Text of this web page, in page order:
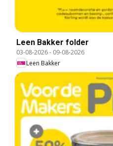
Leen Bakker folder
03-08-2026- 09-08-2026
Leen Bakker